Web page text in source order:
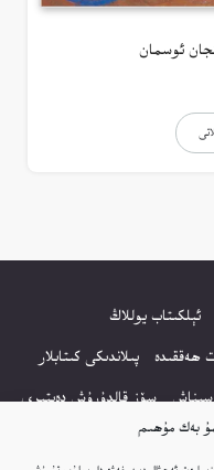
بەك مۇھىم
ئوسمان
ئېلكىتاب يوللاڭ
ھەققىدە
پىلاندىكى كىتابلار
سىناش
سۆز قالدۇرۇش دەپتىرى
مەخپىيەتلىك باياناتى